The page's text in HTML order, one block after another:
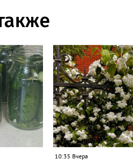
10:35 Вчера